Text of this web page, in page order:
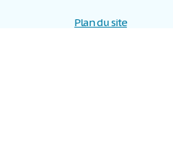
Plan du site